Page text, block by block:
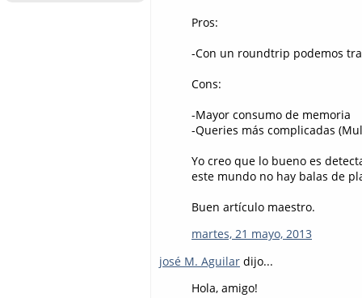
Pros:
-Con un roundtrip podemos
Cons:
-Mayor consumo de memoria
-Queries más complicadas
Yo creo que lo bueno es
este mundo no hay balas de
Buen artículo maestro.
martes, 21 mayo, 2013
josé M. Aguilar dijo...
Hola, amigo!